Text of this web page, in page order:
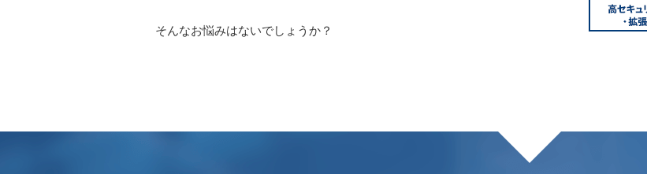
そんなお悩みはないでしょうか？